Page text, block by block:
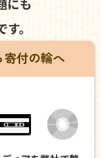
にも
。
付の輪へ